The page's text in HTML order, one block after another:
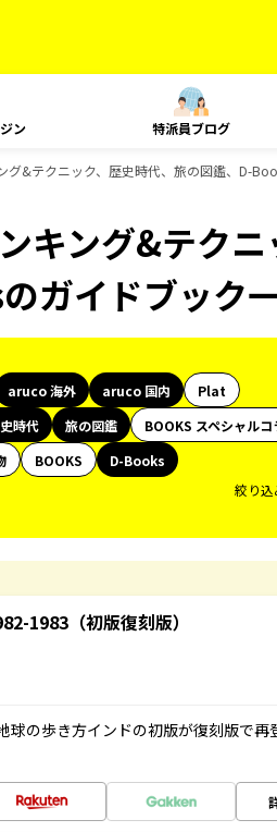
ン 特派員ブログ
&テクニック、歴史時代、旅の図鑑、D-
キング&テクニ
ガイドブック
aruco 海外 aruco 国内
Plat
時代 旅の図鑑
BOOKS スペシャルコ
BOOKS
D-Books
絞り込
1983（初版復刻版）
球の歩き方インドの初版が復刻版で